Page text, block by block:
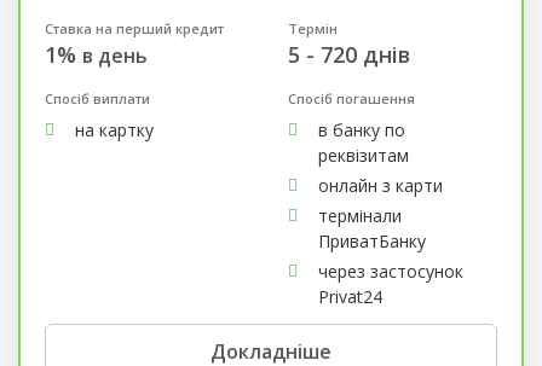
Ставка на перший кредит
1% в день
Термін
5 - 720 днів
Спосіб виплати
на картку
Спосіб погашення
в банку по
реквізитам
онлайн з карти
термінали
ПриватБанку
через застосунок
Privat24
Докладніше